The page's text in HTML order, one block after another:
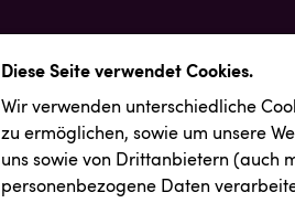
Diese Seite verwendet Cookies.
Wir verwenden unterschiedliche
zu ermöglichen, sowie um unsere
uns sowie von Drittanbietern (auch
personenbezogene Daten